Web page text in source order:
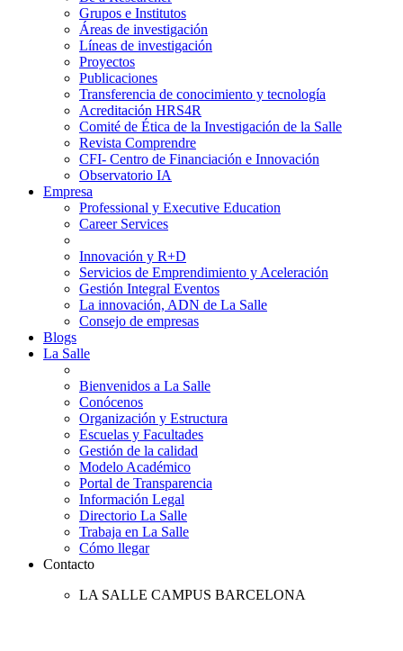
Grupos e Institutos
Áreas de investigación
Líneas de investigación
Proyectos
Publicaciones
Transferencia de conocimiento y tecnología
Acreditación HRS4R
Comité de Ética de la Investigación de la Salle
Revista Comprendre
CFI- Centro de Financiación e Innovación
Observatorio IA
Empresa
Professional y Executive Education
Career Services
Innovación y R+D
Servicios de Emprendimiento y Aceleración
Gestión Integral Eventos
La innovación, ADN de La Salle
Consejo de empresas
Blogs
La Salle
Bienvenidos a La Salle
Conócenos
Organización y Estructura
Escuelas y Facultades
Gestión de la calidad
Modelo Académico
Portal de Transparencia
Información Legal
Directorio La Salle
Trabaja en La Salle
Cómo llegar
Contacto
LA SALLE CAMPUS BARCELONA